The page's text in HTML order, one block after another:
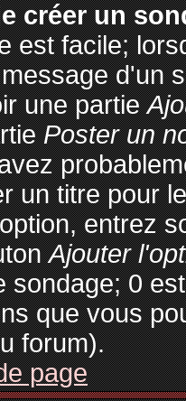
créer un
est facile;
d'un
une partie
Poster un
un titre pour
entrez
Ajouter
sondage; 0
que vous
forum).
page